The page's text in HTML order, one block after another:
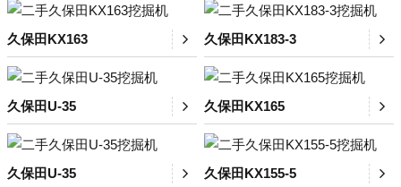
久保田KX163 久保田KX183-3
久保田U-35 久保田KX165
久保田U-35 久保田KX155-5